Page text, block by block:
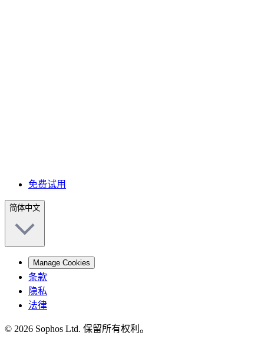
免费试用
简体中文
Manage Cookies
条款
隐私
法律
© 2026 Sophos Ltd. 保留所有权利。